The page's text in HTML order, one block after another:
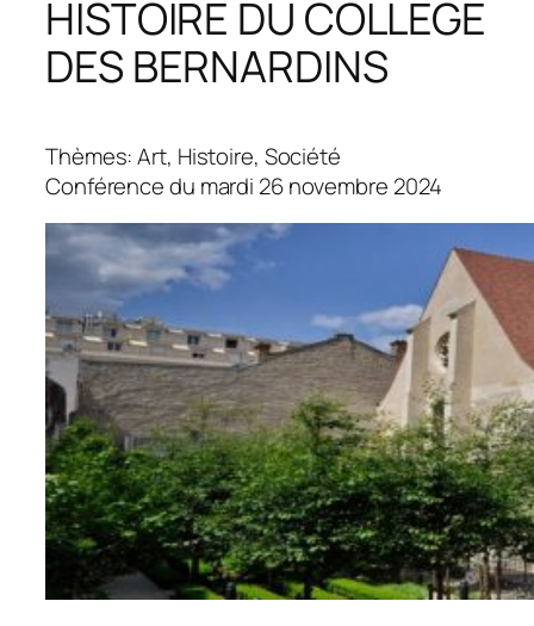
HISTOIRE DU COLLÈGE
DES BERNARDINS
Thèmes: Art, Histoire, Société
Conférence du mardi 26 novembre 2024